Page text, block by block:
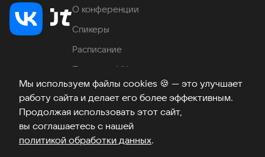
Мы используем файлы cookies 🍪 — это улучшает
работу сайта и делает его более эффективным.
Продолжая использовать этот сайт,
вы соглашаетесь с нашей
политикой обработки данных.
О конференции
Спикеры
Расписание
Продукты VK
Место проведения
Часто задаваемые вопросы
ТелеграмВКонтакте
Хабр